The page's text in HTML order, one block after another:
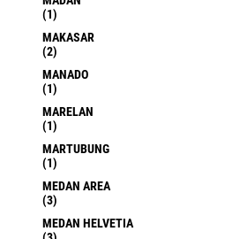
(1)
MAKASAR
(2)
MANADO
(1)
MARELAN
(1)
MARTUBUNG
(1)
MEDAN AREA
(3)
MEDAN HELVETIA